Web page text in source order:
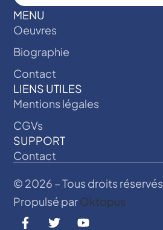
MENU
Oeuvres
Biographie
Contact
LIENS UTILES
Mentions légales
CGVs
SUPPORT
Contact
© 2026 – Tous droits réservés
Propulsé parOktopus